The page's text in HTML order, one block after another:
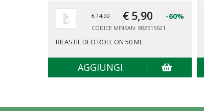
€ 14,90 € 5,90 -60%
CODICE MINSAN: 982515621
RILASTIL DEO ROLL ON 50 ML
AGGIUNGI